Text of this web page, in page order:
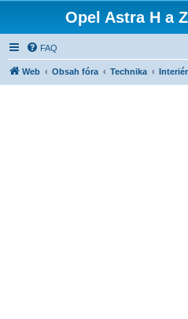
Opel Astra H a
FAQ
Web Obsah fóra Technika